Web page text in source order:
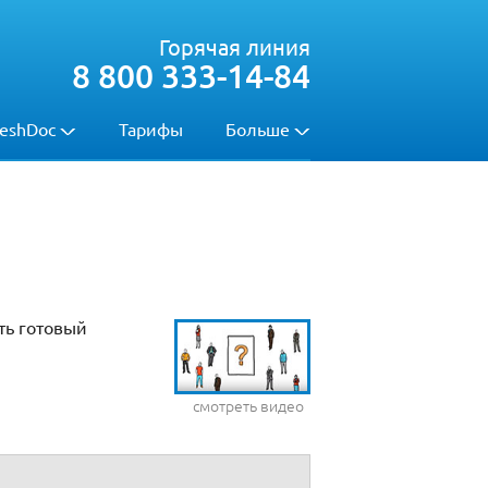
Тарифы Больше
Горячая линия
8 800 333-14-84
смотреть видео
готовый